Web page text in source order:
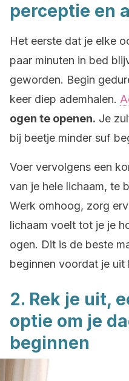
perceptie en
Het eerste dat je elke
paar minuten in bed
geworden. Begin
keer diep ademhalen.
ogen te openen. Je
bij beetje minder suf
Voer vervolgens een
van je hele lichaam, te
Werk omhoog, zorg
lichaam voelt tot je je
ogen. Dit is de beste
beginnen voordat je uit
2. Rek je uit,
optie om je
beginnen